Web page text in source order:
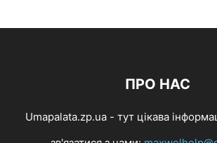
ПРО НАС
Umapalata.zp.ua - тут цікава